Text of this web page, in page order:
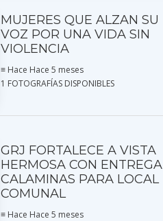
MUJERES QUE ALZAN SU
VOZ POR UNA VIDA SIN
VIOLENCIA
≡ Hace Hace 5 meses
1 FOTOGRAFÍAS DISPONIBLES
GRJ FORTALECE A VISTA
HERMOSA CON
CALAMINAS PARA LOCAL
COMUNAL
≡ Hace Hace 5 meses